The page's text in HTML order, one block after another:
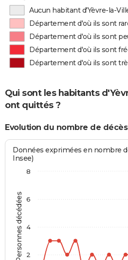
Aucun habitant d'Yèvre-la-
Département d'où ils sont
Département d'où ils sont
Département d'où ils sont
Département d'où ils sont
Qui sont les habitants
ont quittés ?
Evolution du nombre de
Personnes décédées
Données exprimées en nombre
Insee)
2
4
6
8